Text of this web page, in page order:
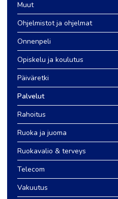
Muut
Ohjelmistot ja ohjelmat
Onnenpeli
Opiskelu ja koulutus
Päiväretki
Palvelut
Rahoitus
Ruoka ja juoma
Ruokavalio & terveys
Telecom
Vakuutus